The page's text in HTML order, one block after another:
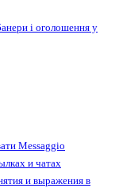
і оголошення у
Messaggio
и чатах
и выражения в